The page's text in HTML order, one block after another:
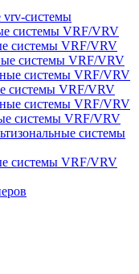
vrv-системы
системы VRF/VRV
системы VRF/VRV
системы VRF/VRV
системы VRF/VRV
системы VRF/VRV
системы VRF/VRV
системы VRF/VRV
системы
системы VRF/VRV